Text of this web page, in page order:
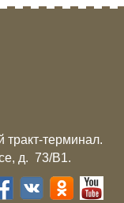
терминал.
д. 73/B1.